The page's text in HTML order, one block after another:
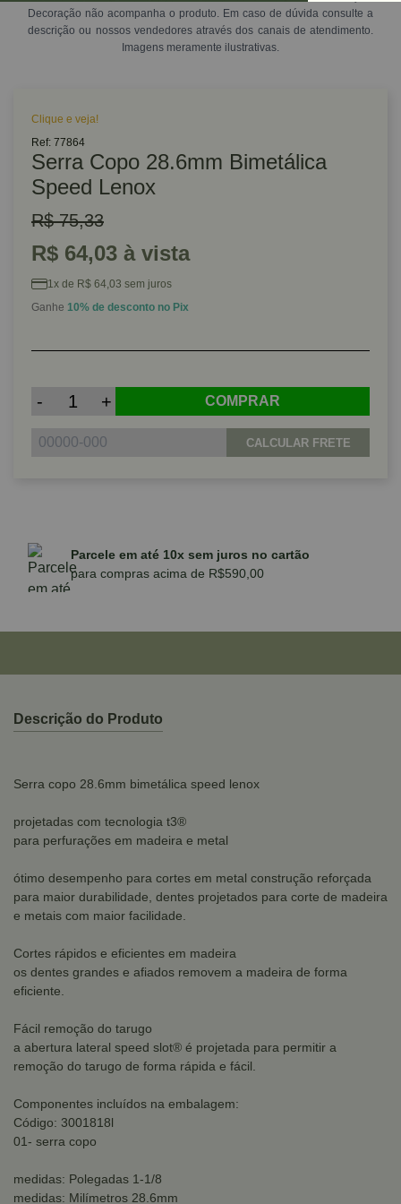
Decoração não acompanha o produto. Em caso de dúvida consulte a
descrição ou nossos vendedores através dos canais de atendimento.
Imagens meramente ilustrativas.
Clique e veja!
Ref: 77864
Serra Copo 28.6mm Bimetálica
Speed Lenox
R$ 75,33
R$ 64,03 à vista
1x de R$ 64,03 sem juros
Ganhe 10% de desconto no Pix
- + COMPRAR
CALCULAR FRETE
Parcele em até 10x sem juros no cartão
para compras acima de R$590,00
Descrição do Produto
Serra copo 28.6mm bimetálica speed lenox
projetadas com tecnologia t3®
para perfurações em madeira e metal
ótimo desempenho para cortes em metal construção reforçada
para maior durabilidade, dentes projetados para corte de madeira
e metais com maior facilidade.
Cortes rápidos e eficientes em madeira
os dentes grandes e afiados removem a madeira de forma
eficiente.
Fácil remoção do tarugo
a abertura lateral speed slot® é projetada para permitir a
remoção do tarugo de forma rápida e fácil.
Componentes incluídos na embalagem:
Código: 3001818l
01- serra copo
medidas: Polegadas 1-1/8
medidas: Milímetros 28.6mm